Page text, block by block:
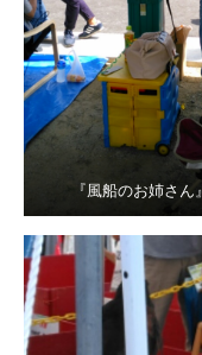
『風船のお姉さん』